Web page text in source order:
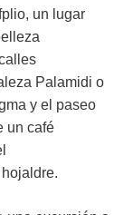
un lugar
Palamidi o
y el paseo
un café